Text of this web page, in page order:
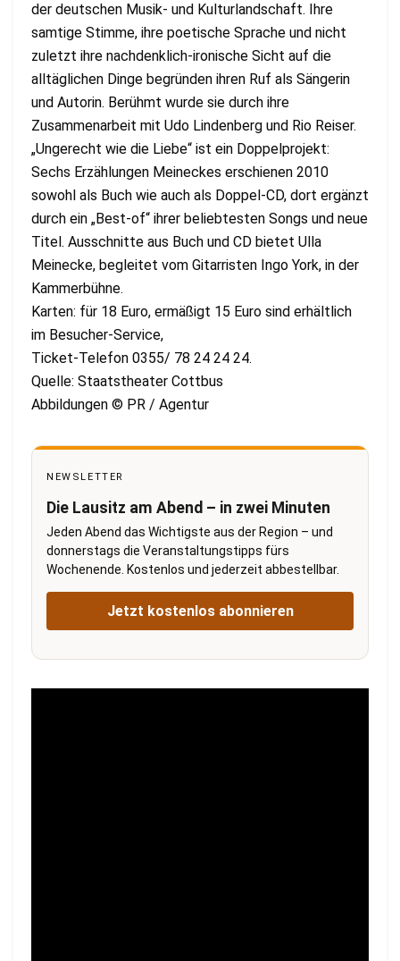
der deutschen Musik- und Kulturlandschaft. Ihre
samtige Stimme, ihre poetische Sprache und nicht
zuletzt ihre nachdenklich-ironische Sicht auf die
alltäglichen Dinge begründen ihren Ruf als Sängerin
und Autorin. Berühmt wurde sie durch ihre
Zusammenarbeit mit Udo Lindenberg und Rio Reiser.
„Ungerecht wie die Liebe“ ist ein Doppelprojekt:
Sechs Erzählungen Meineckes erschienen 2010
sowohl als Buch wie auch als Doppel-CD, dort ergänzt
durch ein „Best-of“ ihrer beliebtesten Songs und neue
Titel. Ausschnitte aus Buch und CD bietet Ulla
Meinecke, begleitet vom Gitarristen Ingo York, in der
Kammerbühne.
Karten: für 18 Euro, ermäßigt 15 Euro sind erhältlich
im Besucher-Service,
Ticket-Telefon 0355/ 78 24 24 24.
Quelle: Staatstheater Cottbus
Abbildungen © PR / Agentur
NEWSLETTER
Die Lausitz am Abend – in zwei Minuten
Jeden Abend das Wichtigste aus der Region – und
donnerstags die Veranstaltungstipps fürs
Wochenende. Kostenlos und jederzeit abbestellbar.
Jetzt kostenlos abonnieren